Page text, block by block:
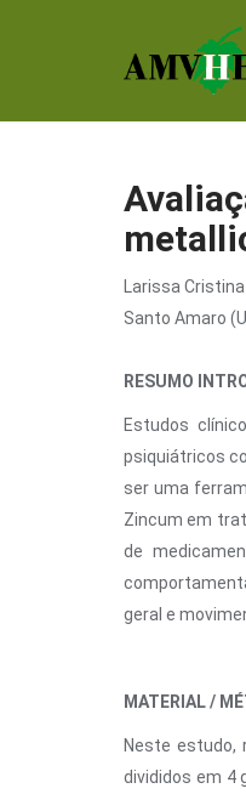
Larissa
Santo Amaro
RESUMO
Estudos
psiquiátricos
ser uma
Zincum em
de
geral e
MATERIAL /
Neste estudo,
divididos em 4